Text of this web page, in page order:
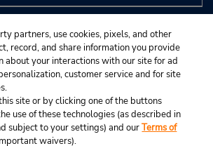
partners, use cookies, pixels, and other
record, and share information you provide
about your interactions with our site for ad
customer service and for site
site or by clicking one of the buttons
use of these technologies (as described in
subject to your settings) and ourTerms of
waivers).